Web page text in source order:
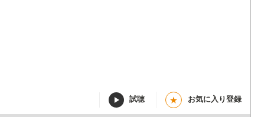
試聴 ★ お気に入り登録